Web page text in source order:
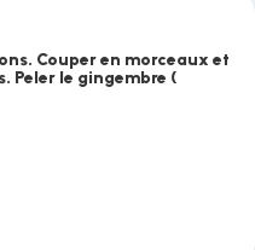
Couper en morceaux et
Peler le gingembre (